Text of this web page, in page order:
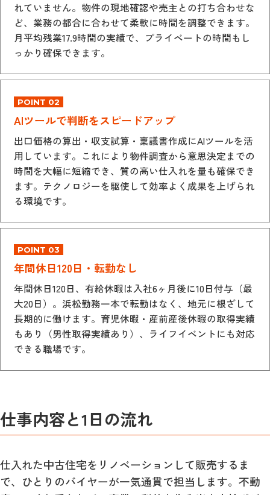
れていません。物件の現地確認や売主との打ち合わせな
ど、業務の都合に合わせて柔軟に時間を調整できます。
月平均残業17.9時間の実績で、プライベートの時間もし
っかり確保できます。
POINT 02
AIツールで判断をスピードアップ
出口価格の算出・収支試算・稟議書作成にAIツールを活
用しています。これにより物件調査から意思決定までの
時間を大幅に短縮でき、質の高い仕入れを量も確保でき
ます。テクノロジーを駆使して効率よく成果を上げられ
る環境です。
POINT 03
年間休日120日・転勤なし
年間休日120日、有給休暇は入社6ヶ月後に10日付与（最
大20日）。浜松勤務一本で転勤はなく、地元に根ざして
長期的に働けます。育児休暇・産前産後休暇の取得実績
もあり（男性取得実績あり）、ライフイベントにも対応
できる職場です。
仕事内容と1日の流れ
仕入れた中古住宅をリノベーションして販売するま
で、ひとりのバイヤーが一気通貫で担当します。不動